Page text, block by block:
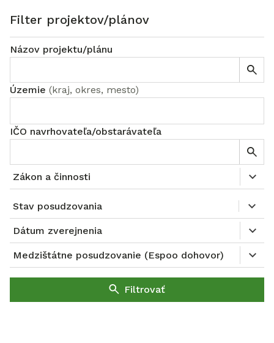
Filter projektov/plánov
Názov projektu/plánu
Územie (kraj, okres, mesto)
IČO navrhovateľa/obstarávateľa
Zákon a činnosti
Stav posudzovania
Dátum zverejnenia
Medzištátne posudzovanie (Espoo dohovor)
Filtrovať